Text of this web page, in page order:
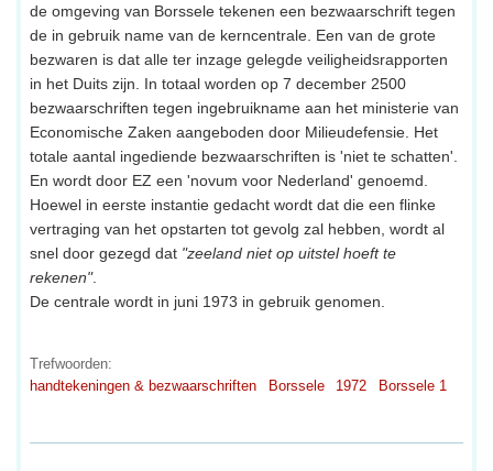
de omgeving van Borssele tekenen een bezwaarschrift tegen
de in gebruik name van de kerncentrale. Een van de grote
bezwaren is dat alle ter inzage gelegde veiligheidsrapporten
in het Duits zijn. In totaal worden op 7 december 2500
bezwaarschriften tegen ingebruikname aan het ministerie van
Economische Zaken aangeboden door Milieudefensie. Het
totale aantal ingediende bezwaarschriften is 'niet te schatten'.
En wordt door EZ een 'novum voor Nederland' genoemd.
Hoewel in eerste instantie gedacht wordt dat die een flinke
vertraging van het opstarten tot gevolg zal hebben, wordt al
snel door gezegd dat "zeeland niet op uitstel hoeft te
rekenen".
De centrale wordt in juni 1973 in gebruik genomen.
Trefwoorden:
handtekeningen & bezwaarschriften
Borssele 1972 Borssele 1